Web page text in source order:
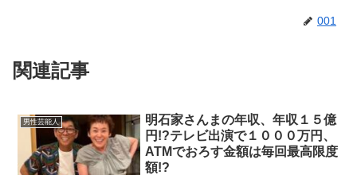
001
関連記事
男性芸能人
明石家さんまの年収、年収１５億
円!?テレビ出演で１０００万円、
ATMでおろす金額は毎回最高限度
額!?